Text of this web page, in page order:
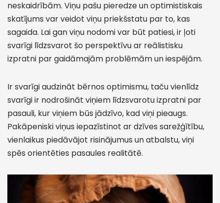
neskaidrībām. Viņu pašu pieredze un optimistiskais
skatījums var veidot viņu priekšstatu par to, kas
sagaida. Lai gan viņu nodomi var būt patiesi, ir ļoti
svarīgi līdzsvarot šo perspektīvu ar reālistisku
izpratni par gaidāmajām problēmām un iespējām.
Ir svarīgi audzināt bērnos optimismu, taču vienlīdz
svarīgi ir nodrošināt viņiem līdzsvarotu izpratni par
pasauli, kur viņiem būs jādzīvo, kad viņi pieaugs.
Pakāpeniski viņus iepazīstinot ar dzīves sarežģītību,
vienlaikus piedāvājot risinājumus un atbalstu, viņi
spēs orientēties pasaules realitātē.